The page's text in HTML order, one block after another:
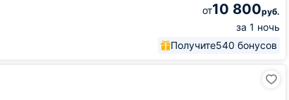
от10 800руб.
за 1 ночь
Получите540 бонусов